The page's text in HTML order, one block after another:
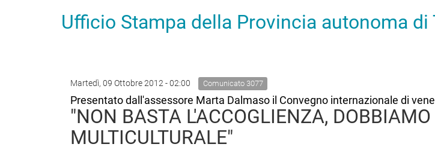
Ufficio Stampa della Provincia autonoma di
Martedì, 09 Ottobre 2012 - 02:00 Comunicato 3077
Presentato dall'assessore Marta Dalmaso il Convegno internazionale di
"NON BASTA L'ACCOGLIENZA,
MULTICULTURALE"